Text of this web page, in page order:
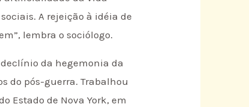
A rejeição à idéia de
lembra o sociólogo.
da hegemonia da
do pós-guerra. Trabalhou
Estado de Nova York, em